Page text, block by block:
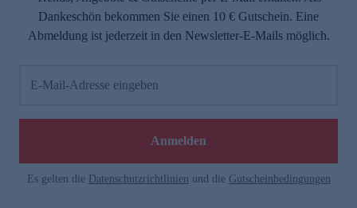
Dankeschön bekommen Sie einen 10 € Gutschein. Eine
Abmeldung ist jederzeit in den Newsletter-E-Mails möglich.
E-Mail-Adresse eingeben
Anmelden
Es gelten die Datenschutzrichtlinien und die Gutscheinbedingungen